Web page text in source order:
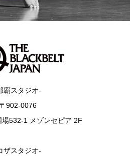
覇スタジオ-
〒902-0076
532-1 メゾンセピア 2F
ザスタジオ-